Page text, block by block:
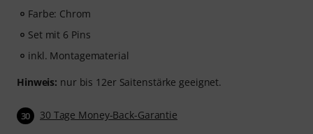
Farbe: Chrom
Set mit 6 Pins
inkl. Montagematerial
Hinweis: nur bis 12er Saitenstärke geeignet.
30 30 Tage Money-Back-Garantie